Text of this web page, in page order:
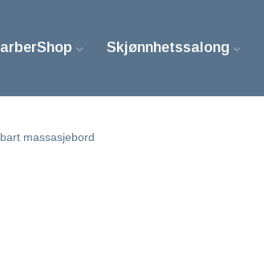
Skjønnhetssalong
massasjebord